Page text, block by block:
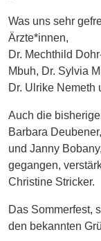
Was uns sehr
Ärzte*innen,
Dr. Mechthild
Mbuh, Dr. Sylvia
Dr. Ulrike Nemeth
Auch die
Barbara
und Janny
gegangen,
Christine Stricker.
Das Sommerfest,
den bekannten